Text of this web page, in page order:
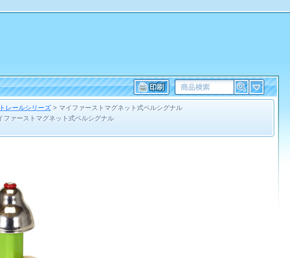
レールシリーズ > マイファーストマグネット式ベルシグナル
ファーストマグネット式ベルシグナル